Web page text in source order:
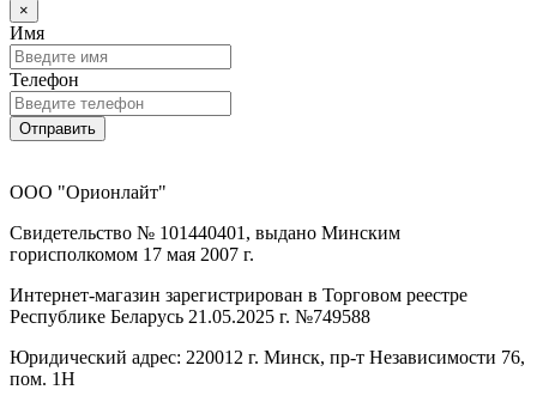
×
Имя
Телефон
Отправить
ООО "Орионлайт"
Свидетельство № 101440401, выдано Минским
горисполкомом 17 мая 2007 г.
Интернет-магазин зарегистрирован в Торговом реестре
Республике Беларусь 21.05.2025 г. №749588
Юридический адрес: 220012 г. Минск, пр-т Независимости 76,
пом. 1Н